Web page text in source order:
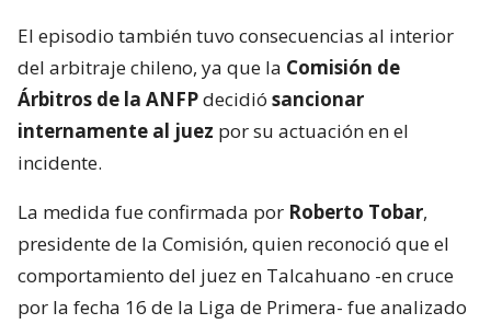
El episodio también tuvo consecuencias al interior
del arbitraje chileno, ya que la Comisión de
Árbitros de la ANFPdecidió sancionar
internamente al juez por su actuación en el
incidente.
La medida fue confirmada por Roberto Tobar,
presidente de la Comisión, quien reconoció que el
comportamiento del juez en Talcahuano -en cruce
por la fecha 16 de la Liga de Primera- fue analizado